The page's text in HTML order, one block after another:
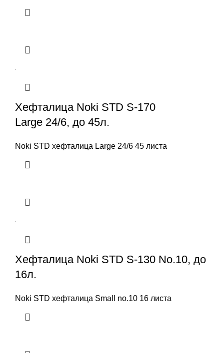
Хефталица Noki STD S-170
Large 24/6, до 45л.
Noki STD хефталица Large 24/6 45 листа
Хефталица Noki STD S-130 No.10, до
16л.
Noki STD хефталица Small no.10 16 листа